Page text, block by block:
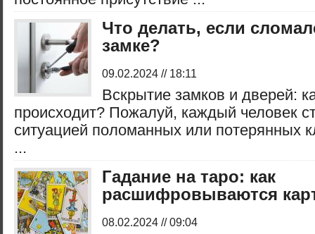
Что делать, если
замке?
09.02.2024 // 18:11
Вскрытие замков и дверей:
происходит? Пожалуй, каждый человек
ситуацией поломанных или потерянных
...
Гадание на таро: как
расшифровываются
08.02.2024 // 09:04